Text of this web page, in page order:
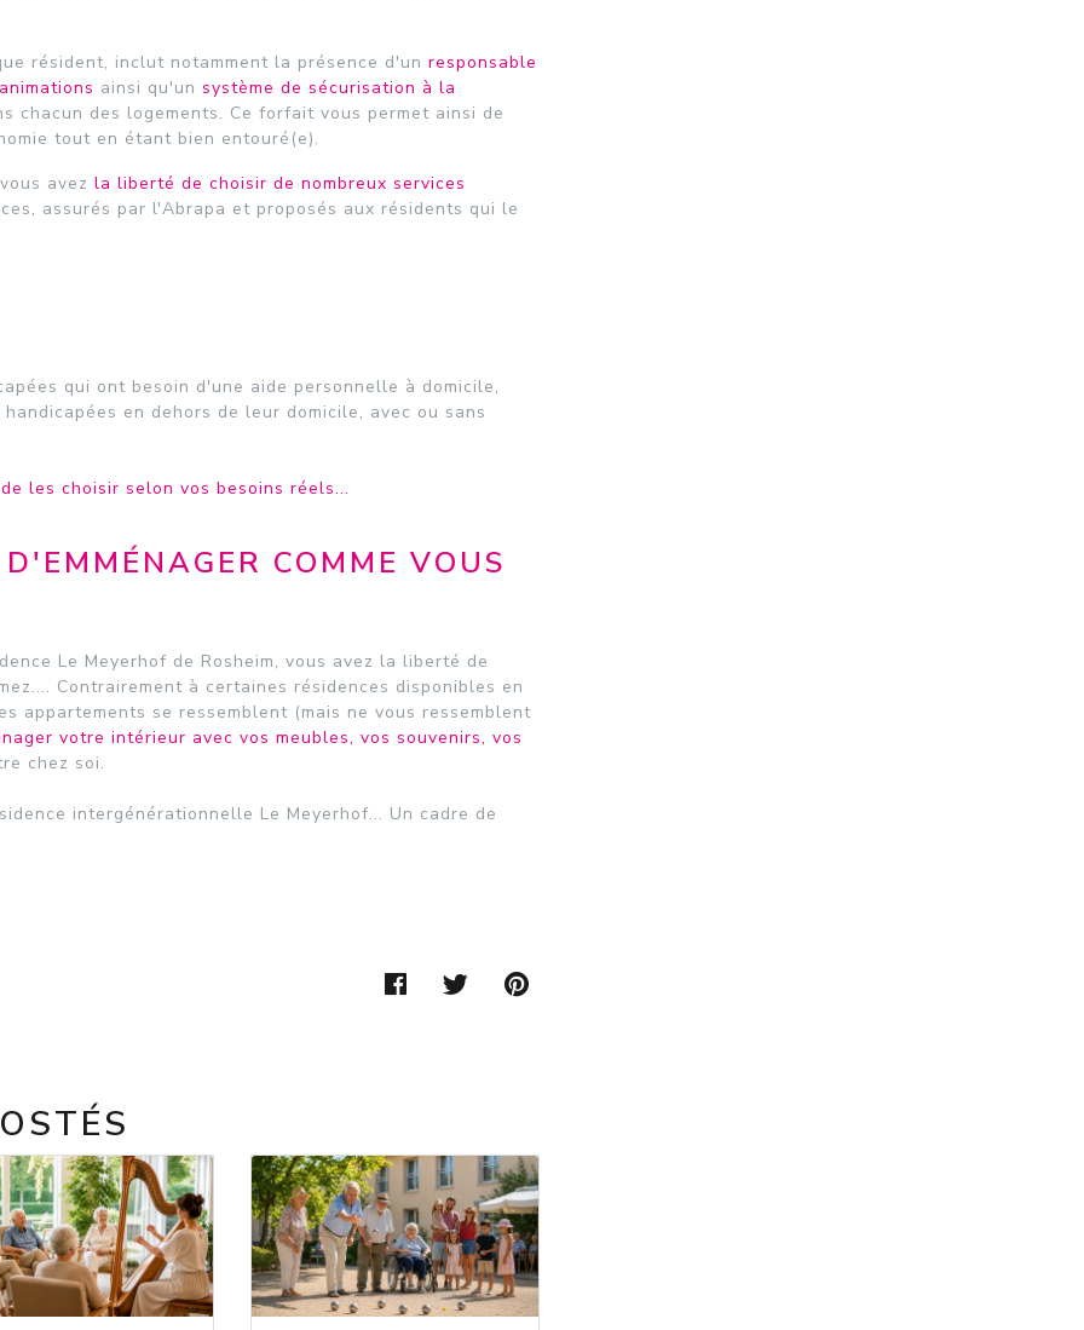
résident, inclut notamment la présence d'un responsable
ainsi qu'un système de sécurisation à la
chacun des logements. Ce forfait vous permet ainsi de
tout en étant bien entouré(e).
avez la liberté de choisir de nombreux services
assurés par l'Abrapa et proposés aux résidents qui le
qui ont besoin d'une aide personnelle à domicile,
en dehors de leur domicile, avec ou sans
les choisir selon vos besoins réels...
COMME VOUS
Le Meyerhof de Rosheim, vous avez la liberté de
Contrairement à certaines résidences disponibles en
appartements se ressemblent (mais ne vous ressemblent
votre intérieur avec vos meubles, vos souvenirs, vos
chez soi.
intergénérationnelle Le Meyerhof... Un cadre de
FACEBOOKTWITTER